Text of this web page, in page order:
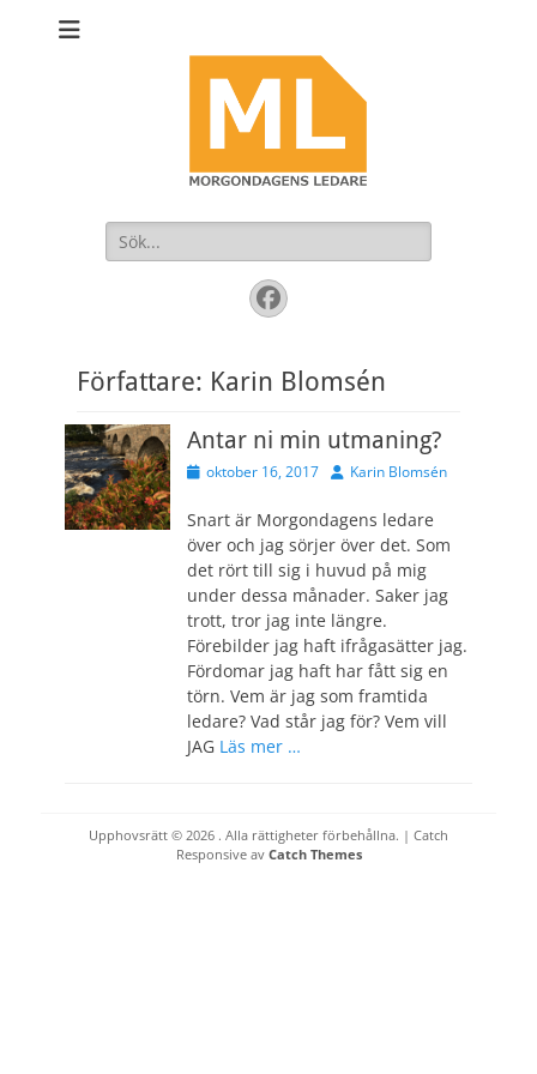
Sök
efter:
Facebook
Författare: Karin Blomsén
Antar ni min utmaning?
Publicerad
oktober 16, 2017 Författare
Karin Blomsén
Snart är Morgondagens ledare
över och jag sörjer över det. Som
det rört till sig i huvud på mig
under dessa månader. Saker jag
trott, tror jag inte längre.
Förebilder jag haft ifrågasätter jag.
Fördomar jag haft har fått sig en
törn. Vem är jag som framtida
ledare? Vad står jag för? Vem vill
JAG Läs mer …
Upphovsrätt © 2026 . Alla rättigheter förbehållna. | Catch
Responsive av Catch Themes